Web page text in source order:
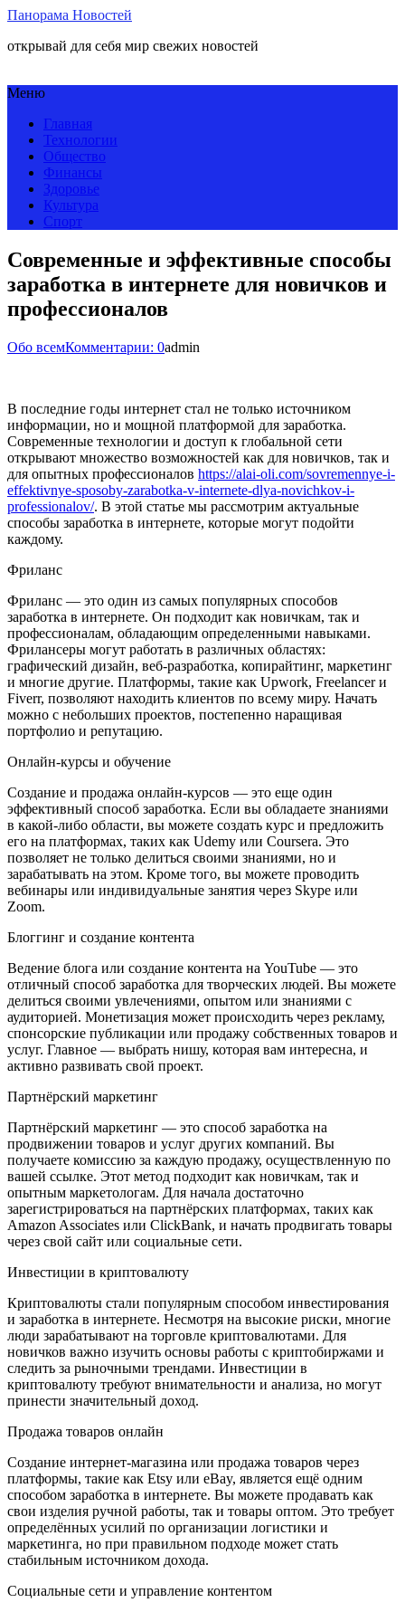
Панорама Новостей
открывай для себя мир свежих новостей
Меню
Главная
Технологии
Общество
Финансы
Здоровье
Культура
Спорт
Современные и эффективные способы
заработка в интернете для новичков и
профессионалов
Обо всемКомментарии: 0admin
В последние годы интернет стал не только источником
информации, но и мощной платформой для заработка.
Современные технологии и доступ к глобальной сети
открывают множество возможностей как для новичков, так и
для опытных профессионалов https://alai-oli.com/sovremennye-i-
effektivnye-sposoby-zarabotka-v-internete-dlya-novichkov-i-
professionalov/. В этой статье мы рассмотрим актуальные
способы заработка в интернете, которые могут подойти
каждому.
Фриланс
Фриланс — это один из самых популярных способов
заработка в интернете. Он подходит как новичкам, так и
профессионалам, обладающим определенными навыками.
Фрилансеры могут работать в различных областях:
графический дизайн, веб-разработка, копирайтинг, маркетинг
и многие другие. Платформы, такие как Upwork, Freelancer и
Fiverr, позволяют находить клиентов по всему миру. Начать
можно с небольших проектов, постепенно наращивая
портфолио и репутацию.
Онлайн-курсы и обучение
Создание и продажа онлайн-курсов — это еще один
эффективный способ заработка. Если вы обладаете знаниями
в какой-либо области, вы можете создать курс и предложить
его на платформах, таких как Udemy или Coursera. Это
позволяет не только делиться своими знаниями, но и
зарабатывать на этом. Кроме того, вы можете проводить
вебинары или индивидуальные занятия через Skype или
Zoom.
Блоггинг и создание контента
Ведение блога или создание контента на YouTube — это
отличный способ заработка для творческих людей. Вы можете
делиться своими увлечениями, опытом или знаниями с
аудиторией. Монетизация может происходить через рекламу,
спонсорские публикации или продажу собственных товаров и
услуг. Главное — выбрать нишу, которая вам интересна, и
активно развивать свой проект.
Партнёрский маркетинг
Партнёрский маркетинг — это способ заработка на
продвижении товаров и услуг других компаний. Вы
получаете комиссию за каждую продажу, осуществленную по
вашей ссылке. Этот метод подходит как новичкам, так и
опытным маркетологам. Для начала достаточно
зарегистрироваться на партнёрских платформах, таких как
Amazon Associates или ClickBank, и начать продвигать товары
через свой сайт или социальные сети.
Инвестиции в криптовалюту
Криптовалюты стали популярным способом инвестирования
и заработка в интернете. Несмотря на высокие риски, многие
люди зарабатывают на торговле криптовалютами. Для
новичков важно изучить основы работы с криптобиржами и
следить за рыночными трендами. Инвестиции в
криптовалюту требуют внимательности и анализа, но могут
принести значительный доход.
Продажа товаров онлайн
Создание интернет-магазина или продажа товаров через
платформы, такие как Etsy или eBay, является ещё одним
способом заработка в интернете. Вы можете продавать как
свои изделия ручной работы, так и товары оптом. Это требует
определённых усилий по организации логистики и
маркетинга, но при правильном подходе может стать
стабильным источником дохода.
Социальные сети и управление контентом